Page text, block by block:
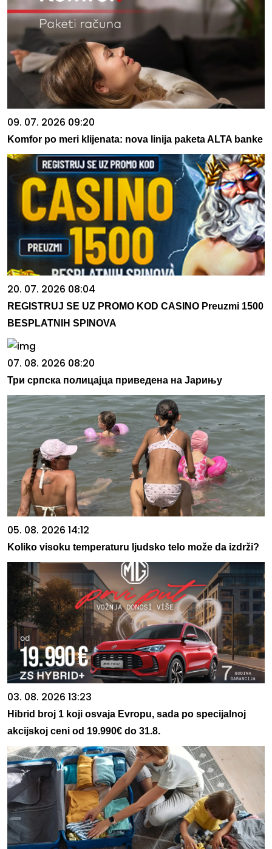
09. 07. 2026 09:20
Komfor po meri klijenata: nova linija paketa ALTA banke
20. 07. 2026 08:04
REGISTRUJ SE UZ PROMO KOD CASINO Preuzmi 1500
BESPLATNIH SPINOVA
07. 08. 2026 08:20
Три српска полицајца приведена на Јарињу
05. 08. 2026 14:12
Koliko visoku temperaturu ljudsko telo može da izdrži?
03. 08. 2026 13:23
Hibrid broj 1 koji osvaja Evropu, sada po specijalnoj
akcijskoj ceni od 19.990€ do 31.8.